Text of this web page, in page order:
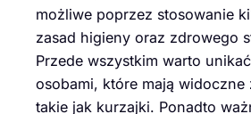
możliwe poprzez stosowanie
zasad higieny oraz zdrowego
Przede wszystkim warto
osobami, które mają widoczne
takie jak kurzajki. Ponadto